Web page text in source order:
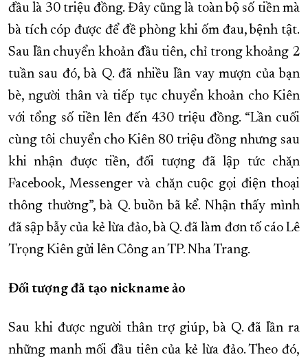
đầu là 30 triệu đồng. Đây cũng là toàn bộ số tiền mà
bà tích cóp được để đề phòng khi ốm đau, bệnh tật.
Sau lần chuyển khoản đầu tiên, chỉ trong khoảng 2
tuần sau đó, bà Q. đã nhiều lần vay mượn của bạn
bè, người thân và tiếp tục chuyển khoản cho Kiên
với tổng số tiền lên đến 430 triệu đồng. “Lần cuối
cùng tôi chuyển cho Kiên 80 triệu đồng nhưng sau
khi nhận được tiền, đối tượng đã lập tức chặn
Facebook, Messenger và chặn cuộc gọi điện thoại
thông thường”, bà Q. buồn bã kể. Nhận thấy mình
đã sập bẫy của kẻ lừa đảo, bà Q. đã làm đơn tố cáo Lê
Trọng Kiên gửi lên Công an TP. Nha Trang.
Đối tượng đã tạo nickname ảo
Sau khi được người thân trợ giúp, bà Q. đã lần ra
những manh mối đầu tiên của kẻ lừa đảo. Theo đó,